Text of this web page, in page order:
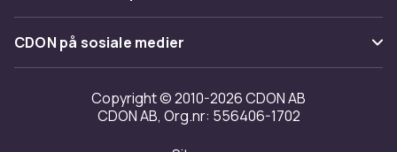
Kundeanmeldelser
Jobbe på CDON
Investor relations
Tilgjengelighet
Merchant Help Center
CDON på sosiale medier
Copyright © 2010-2026 CDON AB
CDON AB, Org.nr: 556406-1702